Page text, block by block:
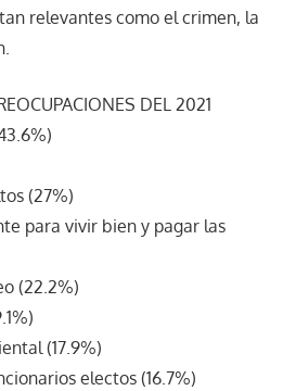
relevantes como el crimen, la
DEL 2021
(27%)
para vivir bien y pagar las
(22.2%)
(17.9%)
electos (16.7%)